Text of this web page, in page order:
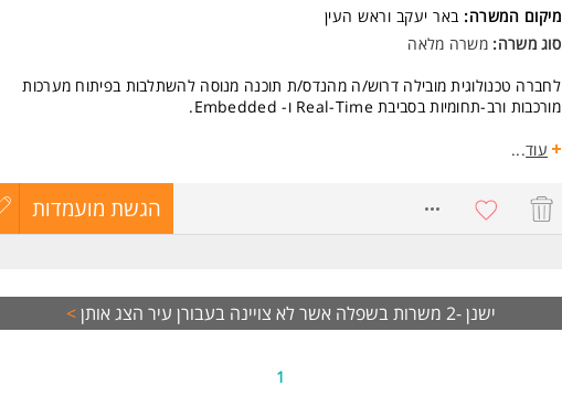
מיקום המשרה:באר יעקב וראש העין
סוג משרה: משרה מלאה
לחברה טכנולוגית מובילה דרוש/ה מהנדס/ת תוכנה מנוסה להשתלבות בפיתוח מערכות
מורכבות ורב-תחומיות בסביבת Real-Time ו- Embedded.
התפקיד כולל:
עבודה בסביבות Linux, RTOS ו-Bare Metal.
ניתוח דרישות, תכנון, פיתוח, אינטגרציה ובדיקות.
תואר ראשון במדעי המחשב, הנדסת תוכנה, הנדסת חשמל ואלקטרוניקה או תחום רלוונטי.
עוד...
הגשת מועמדות
ישנן -2 משרות בשפלה אשר לא צויינה בעבורן עיר הצג אותן>
1